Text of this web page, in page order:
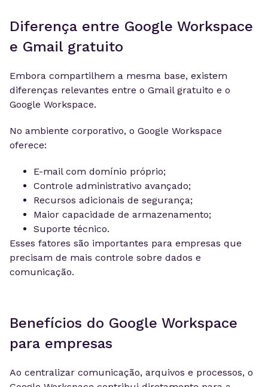
Diferença entre Google Workspace
e Gmail gratuito
Embora compartilhem a mesma base, existem
diferenças relevantes entre o Gmail gratuito e o
Google Workspace.
No ambiente corporativo, o Google Workspace
oferece:
E-mail com domínio próprio;
Controle administrativo avançado;
Recursos adicionais de segurança;
Maior capacidade de armazenamento;
Suporte técnico.
Esses fatores são importantes para empresas que
precisam de mais controle sobre dados e
comunicação.
Benefícios do Google Workspace
para empresas
Ao centralizar comunicação, arquivos e processos, o